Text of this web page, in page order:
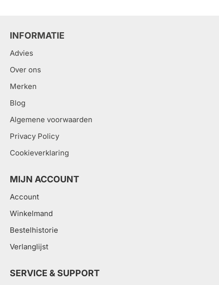
INFORMATIE
Advies
Over ons
Merken
Blog
Algemene voorwaarden
Privacy Policy
Cookieverklaring
MIJN ACCOUNT
Account
Winkelmand
Bestelhistorie
Verlanglijst
SERVICE & SUPPORT